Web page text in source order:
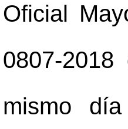
Oficial
0807-
mismo